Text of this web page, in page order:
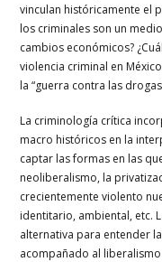
vinculan históricamente el
los criminales son un
cambios económicos?
violencia criminal en
la “guerra contra las
La criminología crítica
macro históricos en la
captar las formas en las
neoliberalismo, la
crecientemente violento
identitario, ambiental, etc.
alternativa para entender
acompañado al